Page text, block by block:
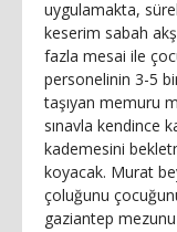
uygulamakta,
keserim sabah
fazla mesai ile
personelinin 3-5
taşıyan memuru
sınavla kendince
kademesini
koyacak. Murat
çoluğunu
gaziantep